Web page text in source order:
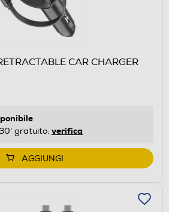
CAR CHARGER
gratuito: verifica
AGGIUNGI